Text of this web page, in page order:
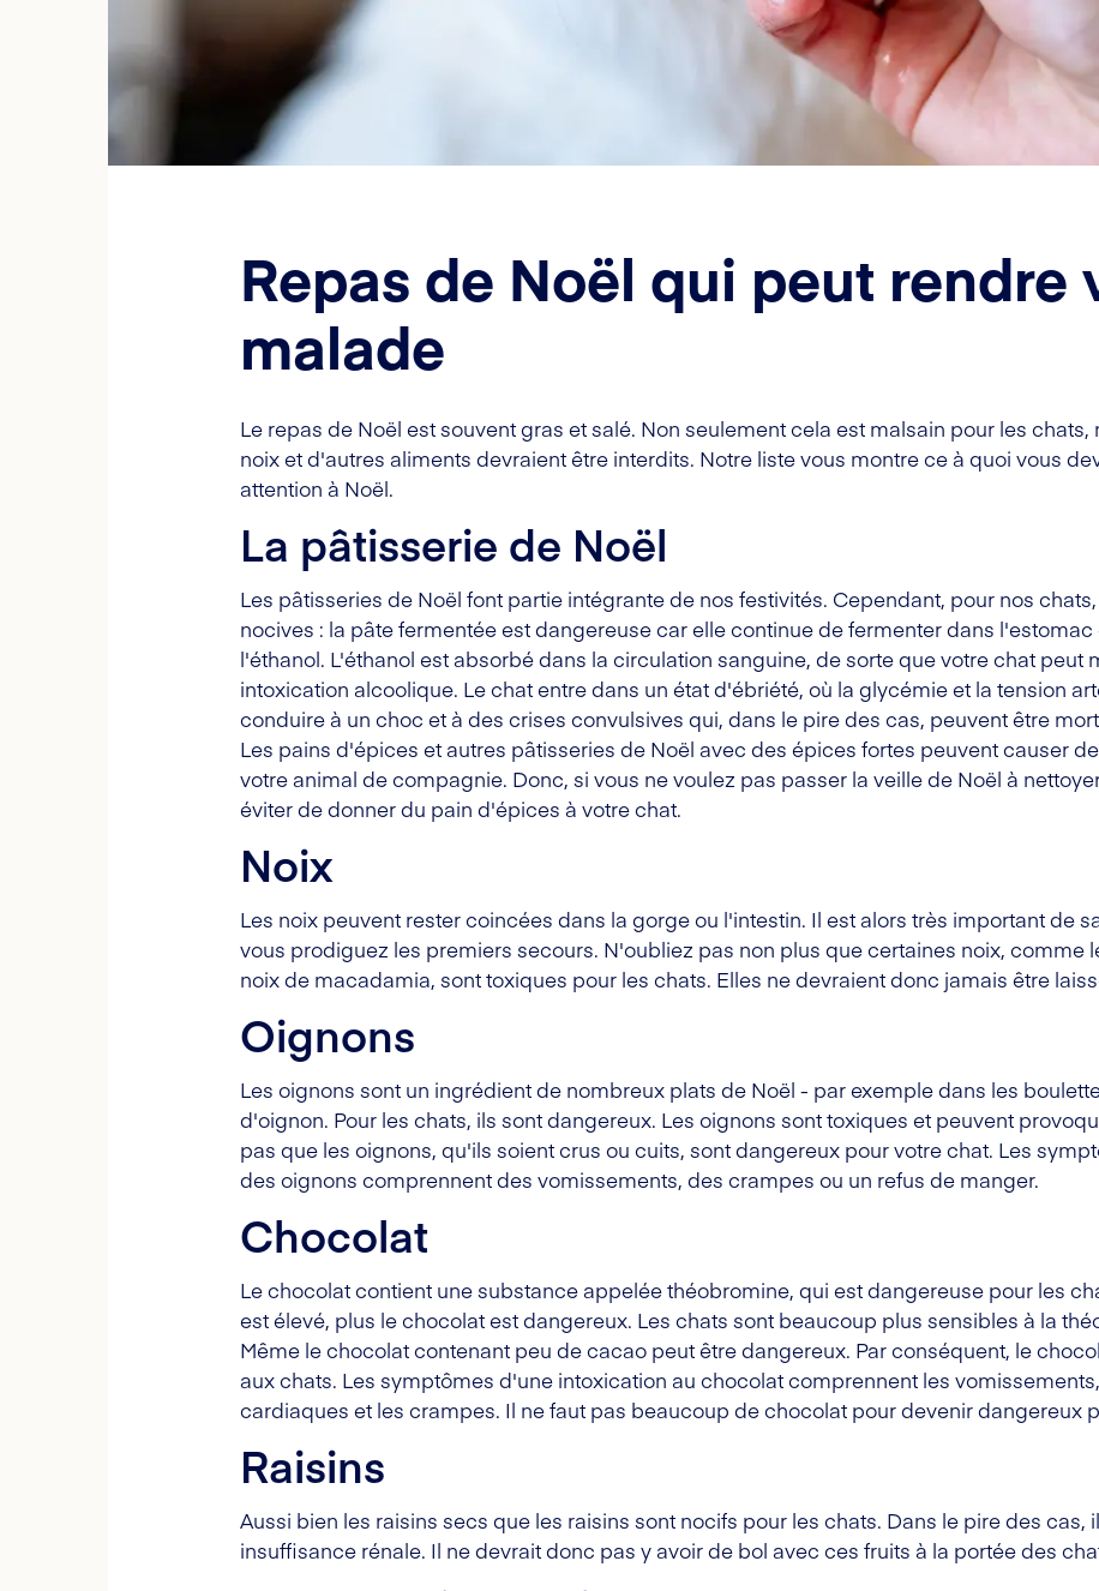
Repas de Noël qui peut rendre
malade
Le repas de Noël est souvent gras et salé. Non seulement cela est malsain pour les
noix et d'autres aliments devraient être interdits. Notre liste vous montre ce à quoi vous
attention à Noël.
La pâtisserie de Noël
Les pâtisseries de Noël font partie intégrante de nos festivités. Cependant, pour nos
nocives : la pâte fermentée est dangereuse car elle continue de fermenter dans
l'éthanol. L'éthanol est absorbé dans la circulation sanguine, de sorte que votre chat peut
intoxication alcoolique. Le chat entre dans un état d'ébriété, où la glycémie et la tension
conduire à un choc et à des crises convulsives qui, dans le pire des cas, peuvent être
Les pains d'épices et autres pâtisseries de Noël avec des épices fortes peuvent causer
votre animal de compagnie. Donc, si vous ne voulez pas passer la veille de Noël à
éviter de donner du pain d'épices à votre chat.
Noix
Les noix peuvent rester coincées dans la gorge ou l'intestin. Il est alors très important de
vous prodiguez les premiers secours. N'oubliez pas non plus que certaines noix, comme
noix de macadamia, sont toxiques pour les chats. Elles ne devraient donc jamais être
Oignons
Les oignons sont un ingrédient de nombreux plats de Noël - par exemple dans les
d'oignon. Pour les chats, ils sont dangereux. Les oignons sont toxiques et peuvent
pas que les oignons, qu'ils soient crus ou cuits, sont dangereux pour votre chat. Les
des oignons comprennent des vomissements, des crampes ou un refus de manger.
Chocolat
Le chocolat contient une substance appelée théobromine, qui est dangereuse pour les
est élevé, plus le chocolat est dangereux. Les chats sont beaucoup plus sensibles à la
Même le chocolat contenant peu de cacao peut être dangereux. Par conséquent, le
aux chats. Les symptômes d'une intoxication au chocolat comprennent les
cardiaques et les crampes. Il ne faut pas beaucoup de chocolat pour devenir dangereux
Raisins
Aussi bien les raisins secs que les raisins sont nocifs pour les chats. Dans le pire des cas,
insuffisance rénale. Il ne devrait donc pas y avoir de bol avec ces fruits à la portée des